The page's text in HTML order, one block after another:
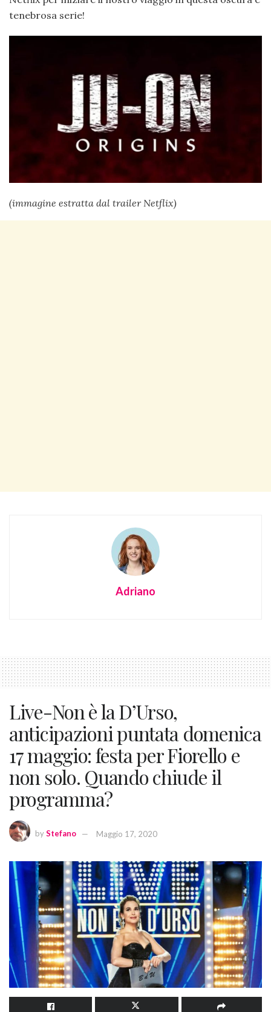
tenebrosa serie!
(immagine estratta dal trailer Netflix)
Adriano
Live-Non è la D’Urso,
anticipazioni puntata domenica
17 maggio: festa per Fiorello e
non solo. Quando chiude il
programma?
byStefano Maggio 17, 2020